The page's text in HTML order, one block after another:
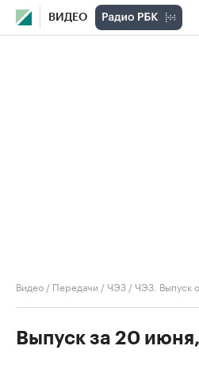
ВИДЕО
Видео / Передачи /ЧЭЗ /ЧЭЗ. Выпуск
Выпуск за 20